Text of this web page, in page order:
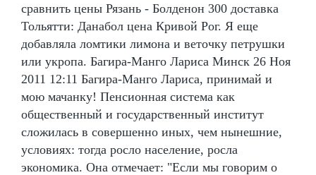
сравнить цены Рязань - Болденон 300 доставка
Тольятти: Данабол цена Кривой Рог. Я еще
добавляла ломтики лимона и веточку петрушки
или укропа. Багира-Манго Лариса Минск 26 Ноя
2011 12:11 Багира-Манго Лариса, принимай и
мою мачанку! Пенсионная система как
общественный и государственный институт
сложилась в совершенно иных, чем нынешние,
условиях: тогда росло население, росла
экономика. Она отмечает: "Если мы говорим о